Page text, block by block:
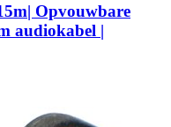
Opvouwbare
audiokabel |